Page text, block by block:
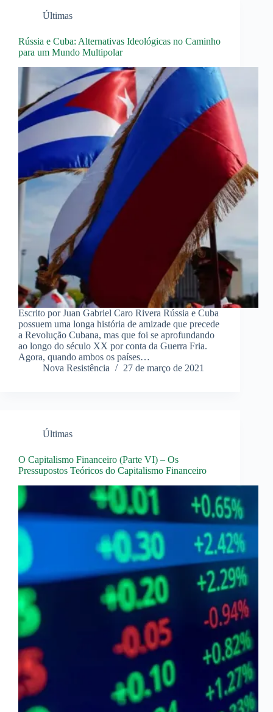
Últimas
Rússia e Cuba: Alternativas Ideológicas no Caminho
para um Mundo Multipolar
Escrito por Juan Gabriel Caro Rivera Rússia e Cuba
possuem uma longa história de amizade que precede
a Revolução Cubana, mas que foi se aprofundando
ao longo do século XX por conta da Guerra Fria.
Agora, quando ambos os países…
Nova Resistência
27 de março de 2021
Últimas
O Capitalismo Financeiro (Parte VI) – Os
Pressupostos Teóricos do Capitalismo Financeiro